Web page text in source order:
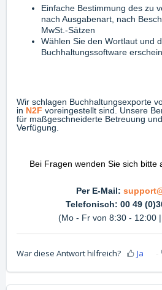
Einfache Bestimmung des zu
nach Ausgabenart, nach
MwSt.-Sätzen
Wählen Sie den Wortlaut und
Buchhaltungssoftware
Wir schlagen Buchhaltungsexporte
in N2F voreingestellt sind. Unsere
für maßgeschneiderte Betreuung
Verfügung.
Bei Fragen wenden Sie sich bitte
Per E-Mail:
Telefonisch: 00 49
(Mo - Fr von 8:30 - 12:00
War diese Antwort hilfreich? Ja